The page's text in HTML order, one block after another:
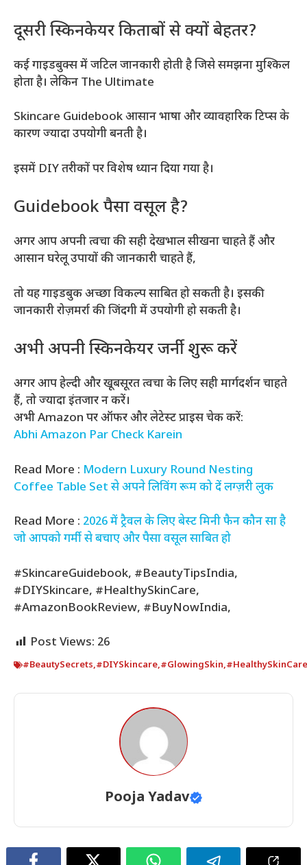
दूसरी स्किनकेयर किताबों से क्यों बेहतर?
कई गाइडबुक्स में जटिल जानकारी होती है जिसे समझना मुश्किल
होता है। लेकिन The Ultimate
Skincare Guidebook आसान भाषा और व्यावहारिक टिप्स के
कारण ज्यादा उपयोगी बनती है।
इसमें DIY तरीकों पर विशेष ध्यान दिया गया है।
Guidebook पैसा वसूल है?
अगर आप अपनी त्वचा की सही देखभाल सीखना चाहते हैं और
आसान घरेलू उपायों की जानकारी चाहते हैं,
तो यह गाइडबुक अच्छा विकल्प साबित हो सकती है। इसकी
जानकारी रोज़मर्रा की जिंदगी में उपयोगी हो सकती है।
अभी अपनी स्किनकेयर जर्नी शुरू करें
अगर आप हेल्दी और खूबसूरत त्वचा के लिए सही मार्गदर्शन चाहते
हैं, तो ज्यादा इंतजार न करें।
अभी Amazon पर ऑफर और लेटेस्ट प्राइस चेक करें:
Abhi Amazon Par Check Karein
Read More : Modern Luxury Round Nesting
Coffee Table Set से अपने लिविंग रूम को दें लग्ज़री लुक
Read More : 2026 में ट्रैवल के लिए बेस्ट मिनी फैन कौन सा है
जो आपको गर्मी से बचाए और पैसा वसूल साबित हो
#SkincareGuidebook, #BeautyTipsIndia,
#DIYSkincare, #HealthySkinCare,
#AmazonBookReview, #BuyNowIndia,
Post Views: 26
#BeautySecrets,#DIYSkincare,#GlowingSkin,#HealthySkinCare
Pooja Yadav